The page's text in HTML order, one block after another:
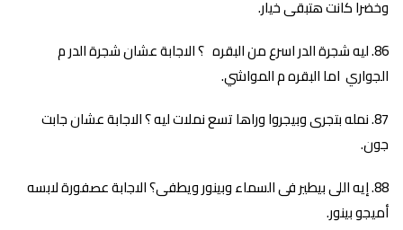
وخضرا كانت هتبقى خيار.
ليه شجرة الدر اسرع من البقره ؟ الاجابة عشان شجرة الدر م
الجواري اما البقره م المواشي.
نمله بتجرى وبيجروا وراها تسع نملات ليه ؟ الاجابة عشان جابت
جون.
إيه اللى بيطير فى السماء وبينور ويطفى؟ الاجابة عصفورة لابسه
أميجو بينور.